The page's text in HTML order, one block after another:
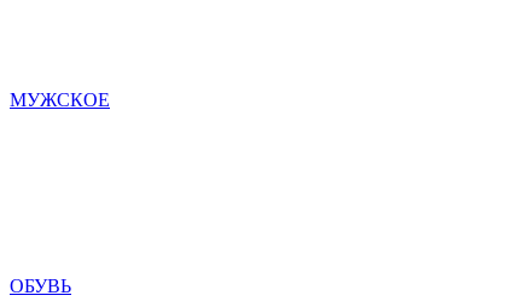
МУЖСКОЕ
ОБУВЬ